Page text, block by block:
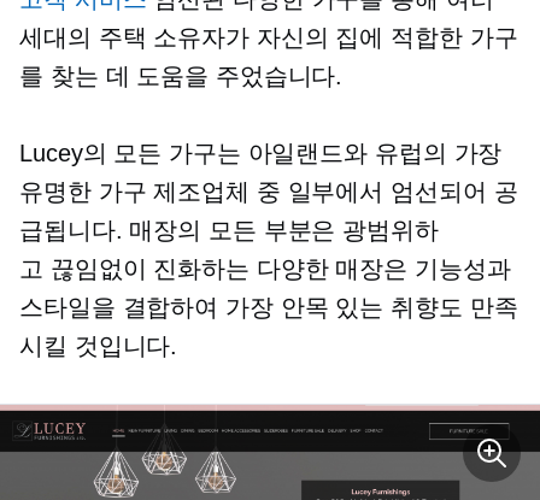
세대의 주택 소유자가 자신의 집에 적합한 가구
를 찾는 데 도움을 주었습니다.
Lucey의 모든 가구는 아일랜드와 유럽의 가장
유명한 가구 제조업체 중 일부에서 엄선되어 공
급됩니다. 매장의 모든 부분은 광범위하
고 끊임없이 진화하는 다양한 매장은 기능성과
스타일을 결합하여 가장 안목 있는 취향도 만족
시킬 것입니다.